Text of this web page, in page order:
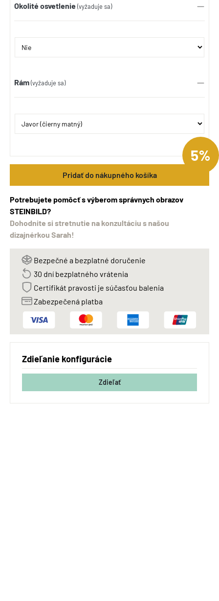
Okolité osvetlenie (vyžaduje sa)
Rám(vyžaduje sa)
Pridať do nákupného košíka
Potrebujete pomôcť s výberom správnych obrazov
STEINBILD?
Dohodnite si stretnutie na konzultáciu s našou
dizajnérkou Sarah!
Bezpečné a bezplatné doručenie
30 dní bezplatného vrátenia
Certifikát pravosti je súčasťou balenia
Zabezpečená platba
Zdieľanie konfigurácie
Zdieľať
5%